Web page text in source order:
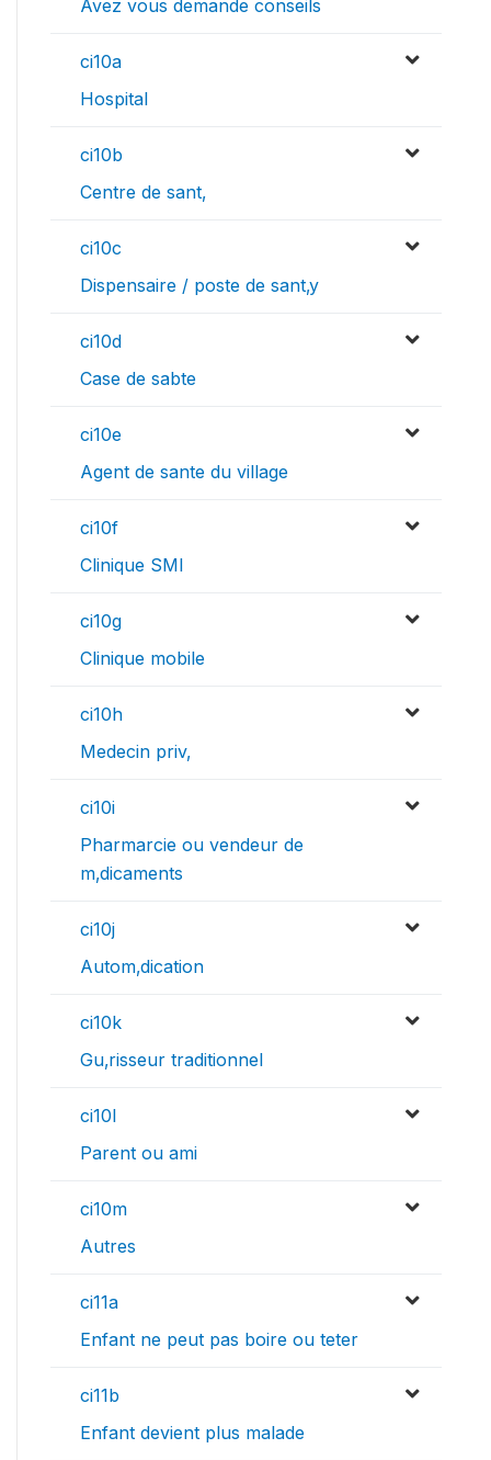
Avez vous demande conseils
ci10a
Hospital
ci10b
Centre de sant‚
ci10c
Dispensaire / poste de sant‚y
ci10d
Case de sabte
ci10e
Agent de sante du village
ci10f
Clinique SMI
ci10g
Clinique mobile
ci10h
Medecin priv‚
ci10i
Pharmarcie ou vendeur de
m‚dicaments
ci10j
Autom‚dication
ci10k
Gu‚risseur traditionnel
ci10l
Parent ou ami
ci10m
Autres
ci11a
Enfant ne peut pas boire ou teter
ci11b
Enfant devient plus malade